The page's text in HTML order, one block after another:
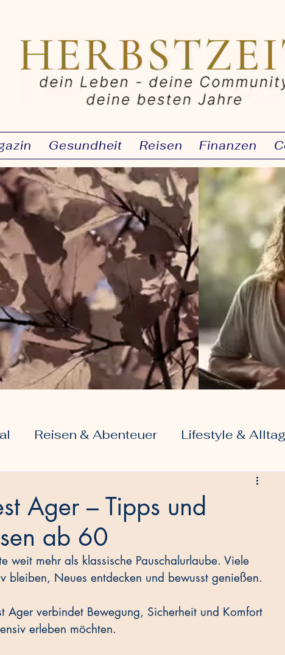
Gesundheit Reisen Finanzen
Reisen & Abenteuer Lifestyle & Alltag
& Rente Digitale Welt & Internet
Ager – Tipps und
ab 60
weit mehr als klassische Pauschalurlaube. Viele
bleiben, Neues entdecken und bewusst genießen.
Ager verbindet Bewegung, Sicherheit und Komfort
erleben möchten.